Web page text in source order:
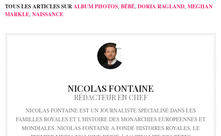
TOUS LES ARTICLES SURALBUM PHOTOS, BÉBÉ, DORIA RAGLAND, MEGHAN
MARKLE, NAISSANCE
NICOLAS FONTAINE
RÉDACTEUR EN CHEF
NICOLAS FONTAINE EST UN JOURNALISTE SPÉCIALISÉ DANS LES
FAMILLES ROYALES ET L'HISTOIRE DES MONARCHIES EUROPÉENNES ET
MONDIALES. NICOLAS FONTAINE A FONDÉ HISTOIRES ROYALES, LE